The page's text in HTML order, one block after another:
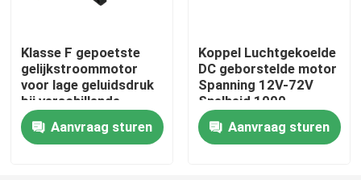
Nieuws
Verzoek om een Citaat
Klasse F gepoetste
gelijkstroommotor
voor lage geluidsdruk
bij verschillende
spanningen
CE/RoHS/ISO9001-
gecertificeerd
Aanvraag sturen
Koppel Luchtgekoelde
DC geborstelde motor
Spanning 12V-72V
Snelheid 1000-
3600rpm voor
industriële
toepassingen
Aanvraag sturen